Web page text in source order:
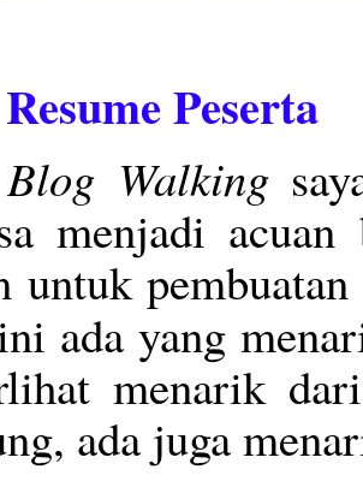
Peserta
Blog Walking
menjadi acuan
untuk
ada yang
menarik
ada juga